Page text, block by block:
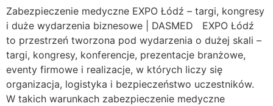
Zabezpieczenie medyczne EXPO Łódź – targi, kongresy
i duże wydarzenia biznesowe | DASMED EXPO Łódź
to przestrzeń tworzona pod wydarzenia o dużej skali –
targi, kongresy, konferencje, prezentacje branżowe,
eventy firmowe i realizacje, w których liczy się
organizacja, logistyka i bezpieczeństwo uczestników.
W takich warunkach zabezpieczenie medyczne